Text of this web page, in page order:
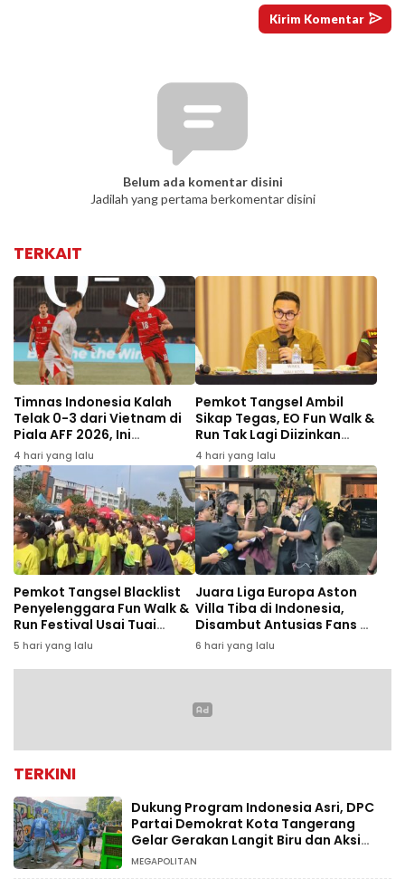
Belum ada komentar disini
Jadilah yang pertama berkomentar disini
TERKAIT
Timnas Indonesia Kalah
Telak 0-3 dari Vietnam di
Piala AFF 2026, Ini
Penyebabnya
4 hari yang lalu
Pemkot Tangsel Ambil
Sikap Tegas, EO Fun Walk &
Run Tak Lagi Diizinkan
Gelar Event
4 hari yang lalu
Pemkot Tangsel Blacklist
Penyelenggara Fun Walk &
Run Festival Usai Tuai
Keluhan Peserta
5 hari yang lalu
Juara Liga Europa Aston
Villa Tiba di Indonesia,
Disambut Antusias Fans di
Bandara Soekarno-Hatta
6 hari yang lalu
TERKINI
Dukung Program Indonesia Asri, DPC
Partai Demokrat Kota Tangerang
Gelar Gerakan Langit Biru dan Aksi
Tanam Pohon
MEGAPOLITAN